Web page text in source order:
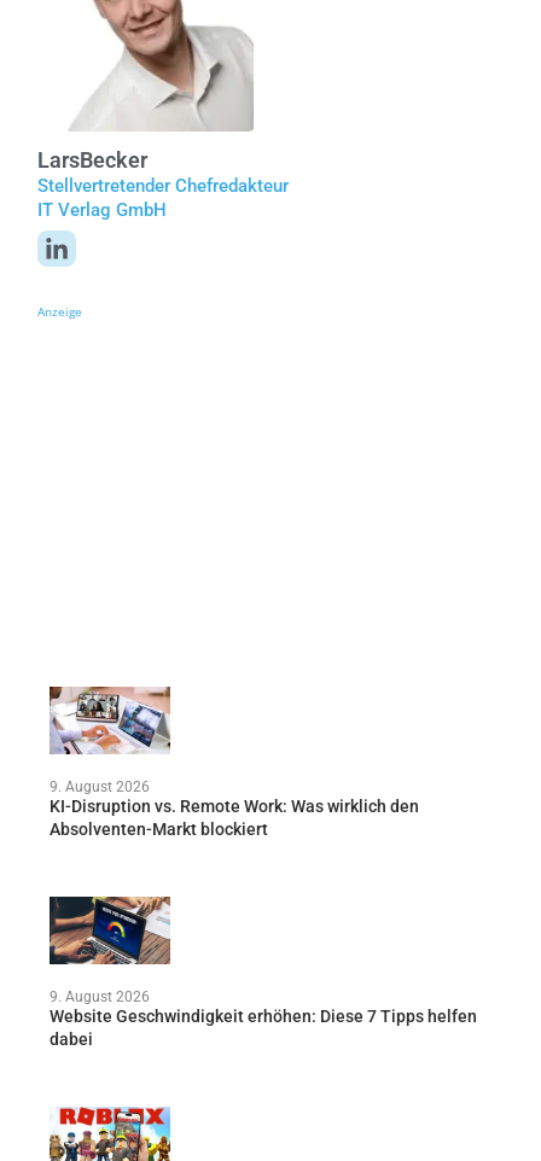
LarsBecker
Stellvertretender Chefredakteur
IT Verlag GmbH
Anzeige
9. August 2026
KI-Disruption vs. Remote Work: Was wirklich den
Absolventen-Markt blockiert
9. August 2026
Website Geschwindigkeit erhöhen: Diese 7 Tipps helfen
dabei